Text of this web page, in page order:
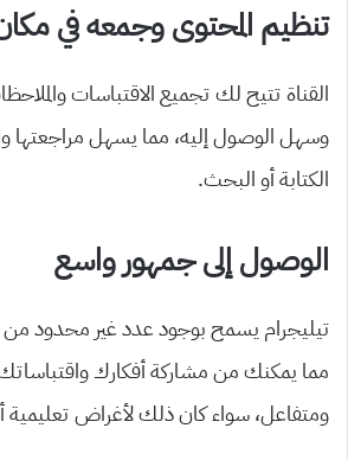
تنظيم المحتوى وجمعه في
القناة تتيح لك تجميع الاقتباسات
وسهل الوصول إليه، مما يسهل مراجعتها
الكتابة أو البحث.
الوصول إلى جمهور واسع
تيليجرام يسمح بوجود عدد غير محدود من
مما يمكنك من مشاركة أفكارك
ومتفاعل، سواء كان ذلك لأغراض تعليمية